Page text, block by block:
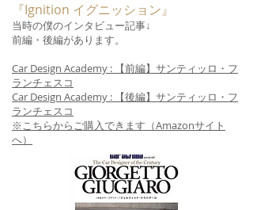
『Ignition イグニッション』
当時の僕のインタビュー記事↓
前編・後編があります。
Car Design Academy : 【前編】サンティッロ・フ
ランチェスコ
Car Design Academy : 【後編】サンティッロ・フ
ランチェスコ
※こちらからご購入できます（Amazonサイト
へ）